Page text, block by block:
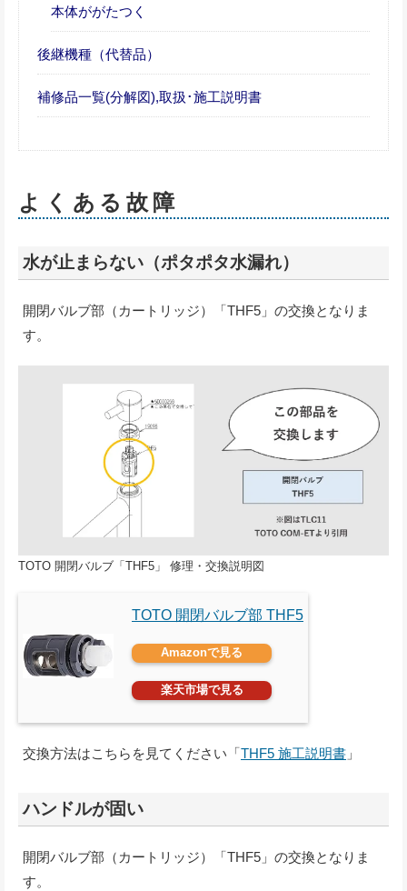
本体ががたつく
後継機種（代替品）
補修品一覧(分解図),取扱･施工説明書
よくある故障
水が止まらない（ポタポタ水漏れ）
開閉バルブ部（カートリッジ）「THF5」の交換となりま
す。
TOTO 開閉バルブ「THF5」 修理・交換説明図
TOTO 開閉バルブ部 THF5
Amazonで見る
楽天市場で見る
交換方法はこちらを見てください「THF5 施工説明書 」
ハンドルが固い
開閉バルブ部（カートリッジ）「THF5」の交換となりま
す。